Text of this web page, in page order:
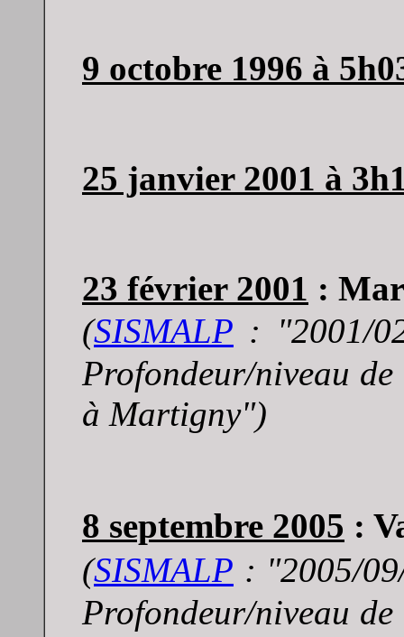
9 octobre 1996 à
25 janvier 2001 à
23 février 2001 :
(SISMALP : "2001/
Profondeur/niveau
à Martigny")
8 septembre 2005 :
(SISMALP : "2005/
Profondeur/niveau